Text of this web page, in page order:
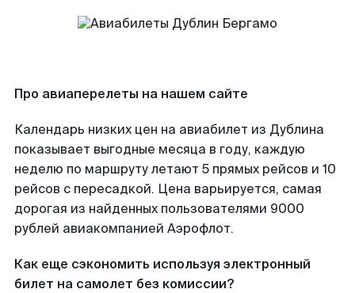
Про авиаперелеты на нашем сайте
Календарь низких цен на авиабилет из Дублина
показывает выгодные месяца в году, каждую
неделю по маршруту летают 5 прямых рейсов и 10
рейсов с пересадкой. Цена варьируется, самая
дорогая из найденных пользователями 9000
рублей авиакомпанией Аэрофлот.
Как еще сэкономить используя электронный
билет на самолет без комиссии?